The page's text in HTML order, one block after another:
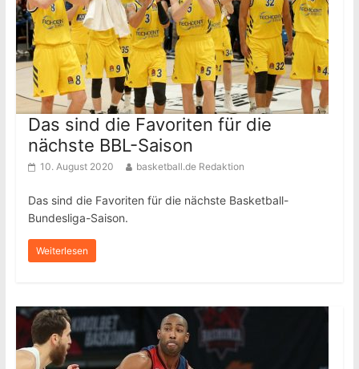
Das sind die Favoriten für die
nächste BBL-Saison
10. August 2020 basketball.de Redaktion
Das sind die Favoriten für die nächste Basketball-
Bundesliga-Saison.
Weiterlesen